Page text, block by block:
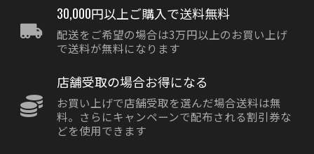
30,000円以上ご購入で送料無料
配送をご希望の場合は3万円以上のお買い上げ
で送料が無料になります
店舗受取の場合お得になる
お買い上げで店舗受取を選んだ場合送料は無
料。さらにキャンペーンで配布される割引券な
どを使用できます